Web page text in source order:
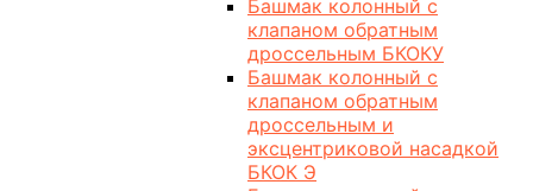
Башмак колонный с
клапаном обратным
дроссельным БКОКУ
Башмак колонный с
клапаном обратным
дроссельным и
эксцентриковой насадкой
БКОК Э